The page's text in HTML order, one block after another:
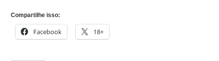
Compartilhe isso:
Facebook 18+